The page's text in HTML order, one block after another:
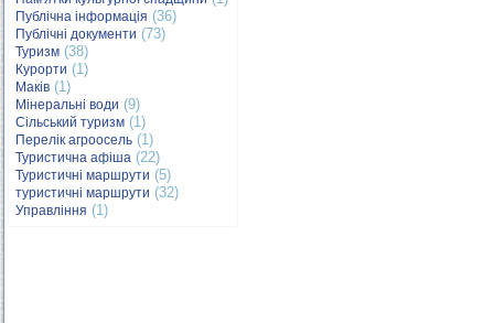
Публічна інформація (36)
Публічні документи (73)
Туризм (38)
Курорти (1)
Маків (1)
Мінеральні води (9)
Сільський туризм (1)
Перелік агроосель (1)
Туристична афіша (22)
Туристичні маршрути (5)
туристичні маршрути (32)
Управління (1)